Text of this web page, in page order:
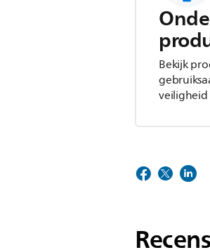
Bekijk